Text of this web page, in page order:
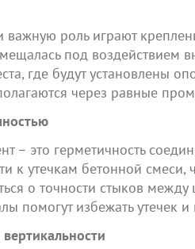
важную роль играют
под воздействием
где будут установлены
через равные
– это герметичность
к утечкам бетонной смеси,
о точности стыков
помогут избежать утечек